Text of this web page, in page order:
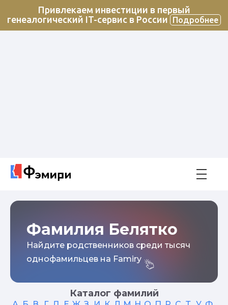
Привлекаем инвестиции в первый
генеалогический IT-сервис в России
Подробнее
Фамилия Белятко
Найдите родственников среди тысяч
однофамильцев на Famiry
Каталог фамилий